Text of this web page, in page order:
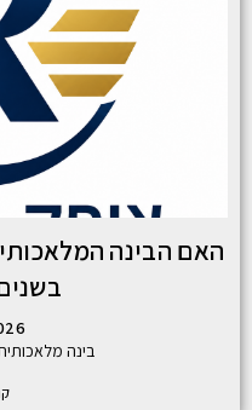
האם הבינה
בינה מלאכותית